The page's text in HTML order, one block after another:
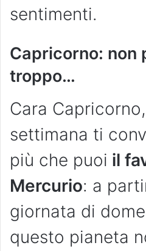
sentimenti.
Capricorno: non
troppo…
Cara
settimana ti
più che puoi il
Mercurio: a
giornata di
questo pianeta